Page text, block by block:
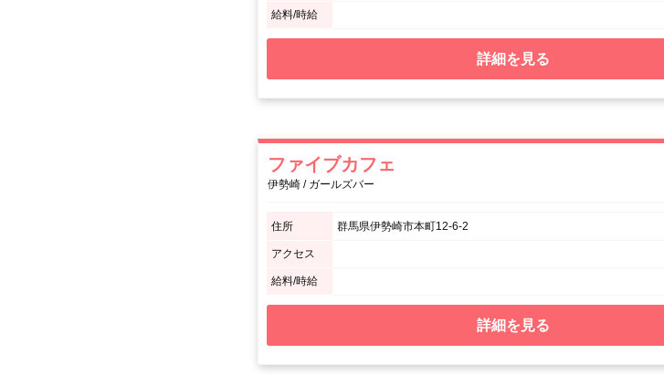
給料/時給
詳細を見る
ファイブカフェ
伊勢崎 / ガールズバー
住所 群馬県伊勢崎市本町12-6-2
アクセス
給料/時給
詳細を見る